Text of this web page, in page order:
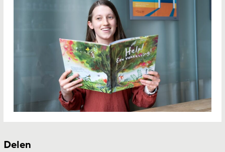
Delen